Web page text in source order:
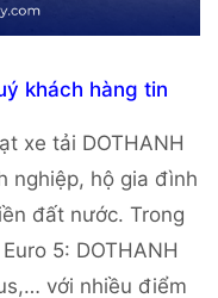
khách hàng tin
xe tải DOTHANH
nghiệp, hộ gia đình
đất nước. Trong
5: DOTHANH
với nhiều điểm